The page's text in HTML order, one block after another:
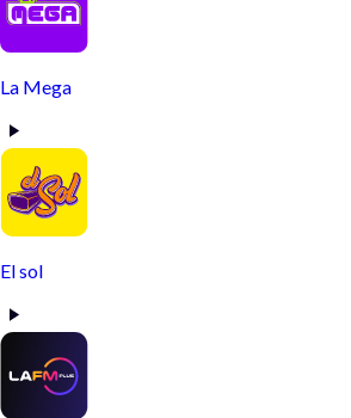
La Mega
El sol